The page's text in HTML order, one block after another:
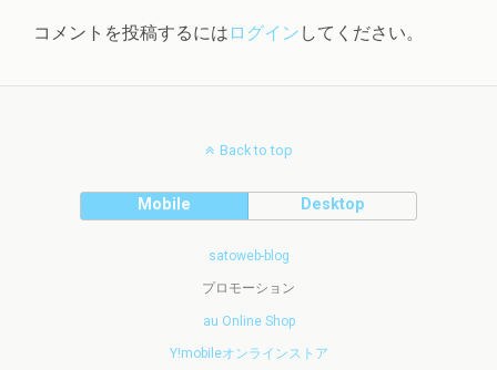
コメントを投稿するには ログイン してください。
Back to top
Mobile Desktop
satoweb-blog
プロモーション
au Online Shop
Y!mobileオンラインストア